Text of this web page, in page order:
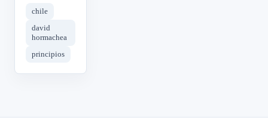
chile
david
hormachea
principios